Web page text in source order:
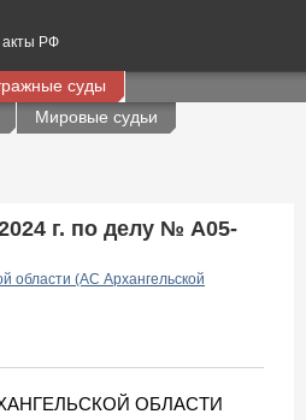
РФ
суды
Мировые судьи
г. по делу № А05-
области (АС Архангельской
ОБЛАСТИ